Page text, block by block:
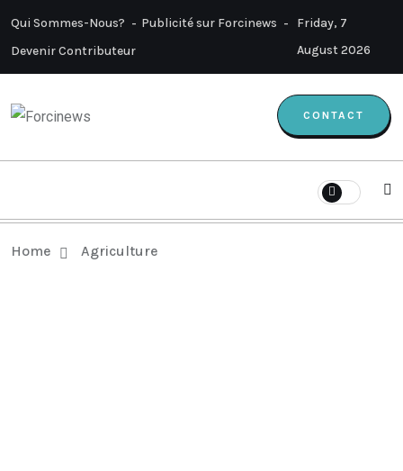
Qui Sommes-Nous?
Publicité sur Forcinews
Devenir Contributeur
Friday, 7
August 2026
CONTACT
Home Agriculture